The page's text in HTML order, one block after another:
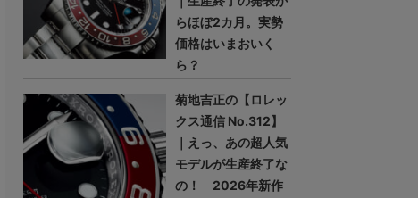
らほぼ2カ月。実勢
価格はいまおいく
ら？
菊地吉正の【ロレッ
クス通信 No.312】
｜えっ、あの超人気
モデルが生産終了な
の！ 2026年新作